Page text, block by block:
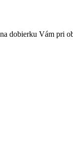
dobierku Vám pri